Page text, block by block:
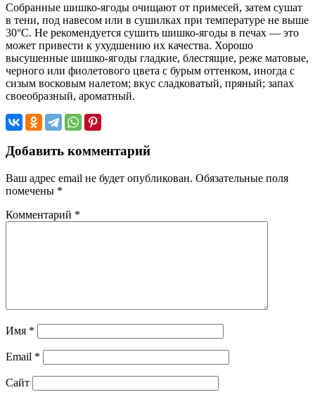
Собранные шишко-ягоды очищают от примесей, затем сушат
в тени, под навесом или в сушилках при температуре не выше
30°С. Не рекомендуется сушить шишко-ягоды в печах — это
может привести к ухудшению их качества. Хорошо
высушенные шишко-ягоды гладкие, блестящие, реже матовые,
черного или фиолетового цвета с бурым оттенком, иногда с
сизым восковым налетом; вкус сладковатый, пряный; запах
своеобразный, ароматный.
Добавить комментарий
Ваш адрес email не будет опубликован. Обязательные поля
помечены *
Комментарий *
Имя *
Email *
Сайт